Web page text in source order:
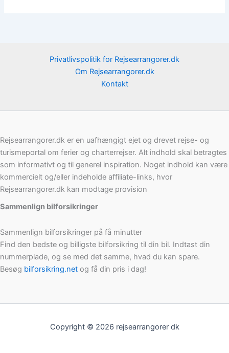
Privatlivspolitik for Rejsearrangorer.dk
Om Rejsearrangorer.dk
Kontakt
Rejsearrangorer.dk er en uafhængigt ejet og drevet rejse- og
turismeportal om ferier og charterrejser. Alt indhold skal betragtes
som informativt og til generel inspiration. Noget indhold kan være
kommercielt og/eller indeholde affiliate-links, hvor
Rejsearrangorer.dk kan modtage provision
Sammenlign bilforsikringer
Sammenlign bilforsikringer på få minutter
Find den bedste og billigste bilforsikring til din bil. Indtast din
nummerplade, og se med det samme, hvad du kan spare.
Besøg bilforsikring.net og få din pris i dag!
Copyright © 2026 rejsearrangorer dk